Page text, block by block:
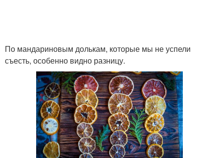
По мандариновым долькам, которые мы не успели
съесть, особенно видно разницу.